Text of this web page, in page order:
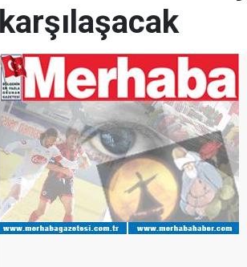
karşılaşacak